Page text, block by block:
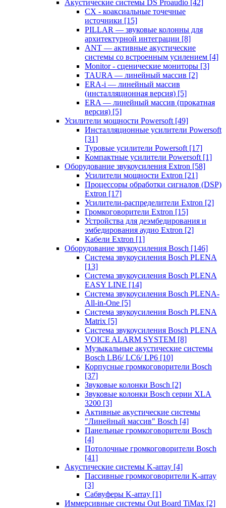
Акустические системы DS Proaudio [42]
CX - коаксиальные точечные
источники [15]
PILLAR — звуковые колонны для
архитектурной интеграции [8]
ANT — активные акустические
системы со встроенным усилением [4]
Monitor - сценические мониторы [3]
TAURA — линейный массив [2]
ERA-i — линейный массив
(инсталляционная версия) [5]
ERA — линейный массив (прокатная
версия) [5]
Усилители мощности Powersoft [49]
Инсталляционные усилители Powersoft
[31]
Туровые усилители Powersoft [17]
Компактные усилители Powersoft [1]
Оборудование звукоусиления Extron [58]
Усилители мощности Extron [21]
Процессоры обработки сигналов (DSP)
Extron [17]
Усилители-распределители Extron [2]
Громкоговорители Extron [15]
Устройства для деэмбедирования и
эмбедирования аудио Extron [2]
Кабели Extron [1]
Оборудование звукоусиления Bosch [146]
Система звукоусиления Bosch PLENA
[13]
Система звукоусиления Bosch PLENA
EASY LINE [14]
Система звукоусиления Bosch PLENA-
All-in-One [5]
Система звукоусиления Bosch PLENA
Matrix [5]
Система звукоусиления Bosch PLENA
VOICE ALARM SYSTEM [8]
Музыкальные акустические системы
Bosch LB6/ LC6/ LP6 [10]
Корпусные громкоговорители Bosch
[37]
Звуковые колонки Bosch [2]
Звуковые колонки Bosch серии XLA
3200 [3]
Активные акустические системы
"Линейный массив" Bosch [4]
Панельные громкоговорители Bosch
[4]
Потолочные громкоговорители Bosch
[41]
Акустические системы K-array [4]
Пассивные громкоговорители K-array
[3]
Сабвуферы K-array [1]
Иммерсивные системы Out Board TiMax [2]